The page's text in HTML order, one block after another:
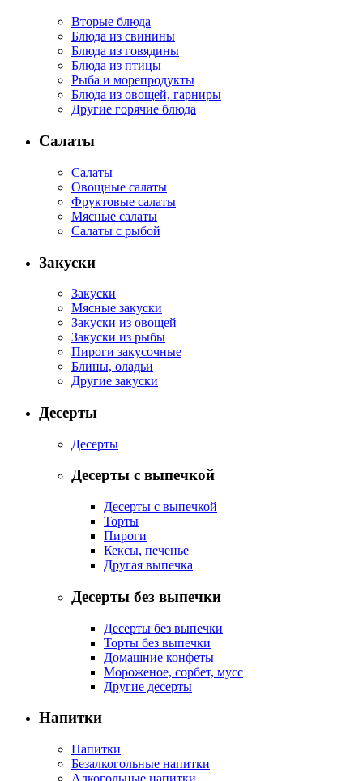
Вторые блюда
Блюда из свинины
Блюда из говядины
Блюда из птицы
Рыба и морепродукты
Блюда из овощей, гарниры
Другие горячие блюда
Салаты
Салаты
Овощные салаты
Фруктовые салаты
Мясные салаты
Салаты с рыбой
Закуски
Закуски
Мясные закуски
Закуски из овощей
Закуски из рыбы
Пироги закусочные
Блины, оладьи
Другие закуски
Десерты
Десерты
Десерты с выпечкой
Десерты с выпечкой
Торты
Пироги
Кексы, печенье
Другая выпечка
Десерты без выпечки
Десерты без выпечки
Торты без выпечки
Домашние конфеты
Мороженое, сорбет, мусс
Другие десерты
Напитки
Напитки
Безалкогольные напитки
Алкогольные напитки